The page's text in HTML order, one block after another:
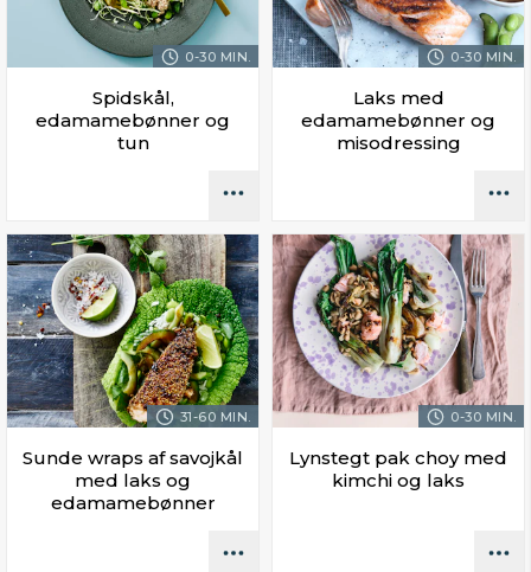
0-30 MIN.
Spidskål,
edamamebønner og
tun
0-30 MIN.
Laks med
edamamebønner og
misodressing
31-60 MIN.
Sunde wraps af savojkål
med laks og
edamamebønner
0-30 MIN.
Lynstegt pak choy med
kimchi og laks